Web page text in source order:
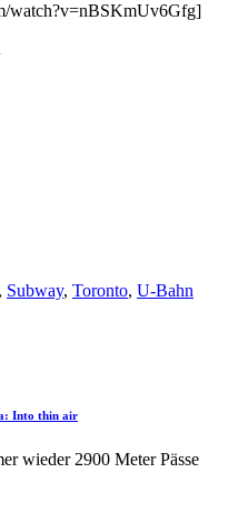
watch?v=nBSKmUv6Gfg]
Subway, Toronto, U-Bahn
Into thin air
wieder 2900 Meter Pässe